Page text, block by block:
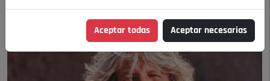
Aceptar todas Aceptar necesarias